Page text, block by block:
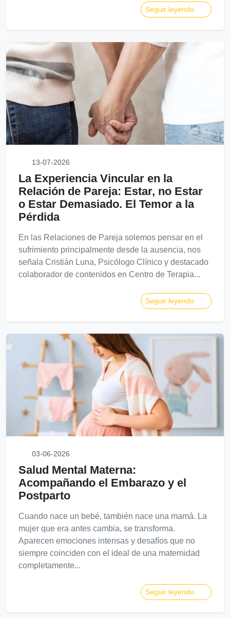
Seguir leyendo
13-07-2026
La Experiencia Vincular en la
Relación de Pareja: Estar, no Estar
o Estar Demasiado. El Temor a la
Pérdida
En las Relaciones de Pareja solemos pensar en el
sufrimiento principalmente desde la ausencia, nos
señala Cristián Luna, Psicólogo Clínico y destacado
colaborador de contenidos en Centro de Terapia...
Seguir leyendo
03-06-2026
Salud Mental Materna:
Acompañando el Embarazo y el
Postparto
Cuando nace un bebé, también nace una mamá. La
mujer que era antes cambia, se transforma.
Aparecen emociones intensas y desafíos que no
siempre coinciden con el ideal de una maternidad
completamente...
Seguir leyendo